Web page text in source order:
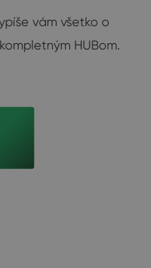
vám všetko o
HUBom.